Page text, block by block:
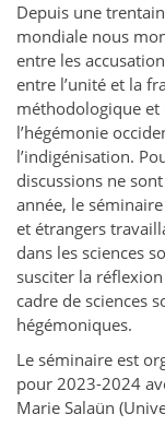
Depuis une
mondiale nous
entre les
entre l’unité et la
méthodologique
l’hégémonie
l’indigénisation.
discussions ne
année, le
et étrangers
dans les sciences
susciter la
cadre de sciences
hégémoniques.
Le séminaire est
pour 2023-2024
Marie Salaün